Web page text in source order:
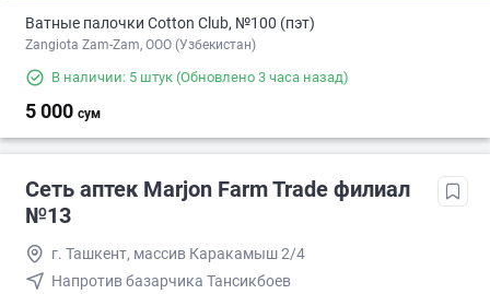
Ватные палочки Cotton Club, №100 (пэт)
Zangiota Zam-Zam, OOO (Узбекистан)
В наличии: 5 штук (Обновлено 3 часа назад)
5 000 сум
Сеть аптек Marjon Farm Trade филиал
№13
г. Ташкент, массив Каракамыш 2/4
Напротив базарчика Тансикбоев